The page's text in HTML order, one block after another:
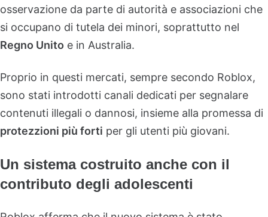
osservazione da parte di autorità e associazioni che
si occupano di tutela dei minori, soprattutto nel
Regno Unito e in Australia.
Proprio in questi mercati, sempre secondo Roblox,
sono stati introdotti canali dedicati per segnalare
contenuti illegali o dannosi, insieme alla promessa di
protezzioni più forti per gli utenti più giovani.
Un sistema costruito anche con il
contributo degli adolescenti